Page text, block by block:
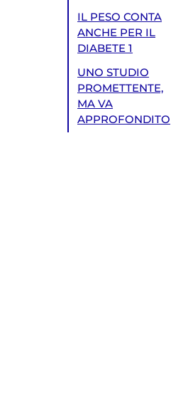
IL PESO CONTA
ANCHE PER IL
DIABETE 1
UNO STUDIO
PROMETTENTE,
MA VA
APPROFONDITO